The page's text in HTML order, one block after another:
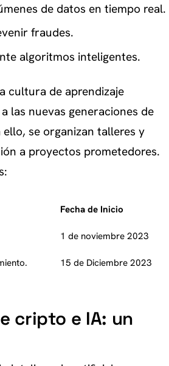
de datos en tiempo real.
fraudes.
algoritmos inteligentes.
cultura de aprendizaje
las nuevas generaciones de
se organizan talleres y
a proyectos prometedores.
Fecha de Inicio
1 de noviembre 2023
15 de Diciembre 2023
cripto e IA: un